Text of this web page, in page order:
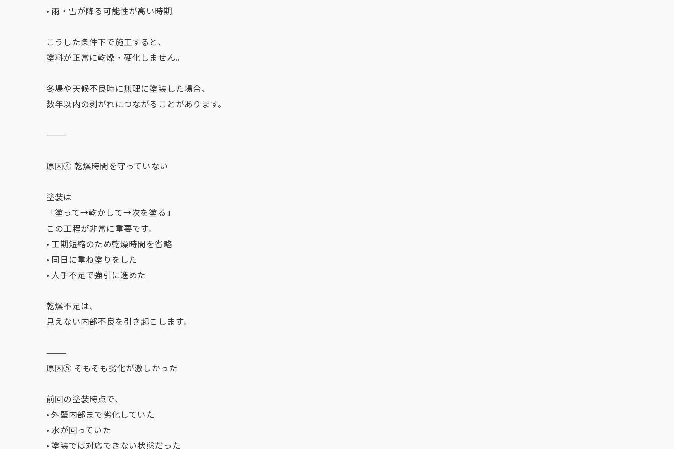
• 雨・雪が降る可能性が高い時期
こうした条件下で施工すると、
塗料が正常に乾燥・硬化しません。
冬場や天候不良時に無理に塗装した場合、
数年以内の剥がれにつながることがあります。
⸻
原因④ 乾燥時間を守っていない
塗装は
「塗って→乾かして→次を塗る」
この工程が非常に重要です。
• 工期短縮のため乾燥時間を省略
• 同日に重ね塗りをした
• 人手不足で強引に進めた
乾燥不足は、
見えない内部不良を引き起こします。
⸻
原因⑤ そもそも劣化が激しかった
前回の塗装時点で、
• 外壁内部まで劣化していた
• 水が回っていた
• 塗装では対応できない状態だった